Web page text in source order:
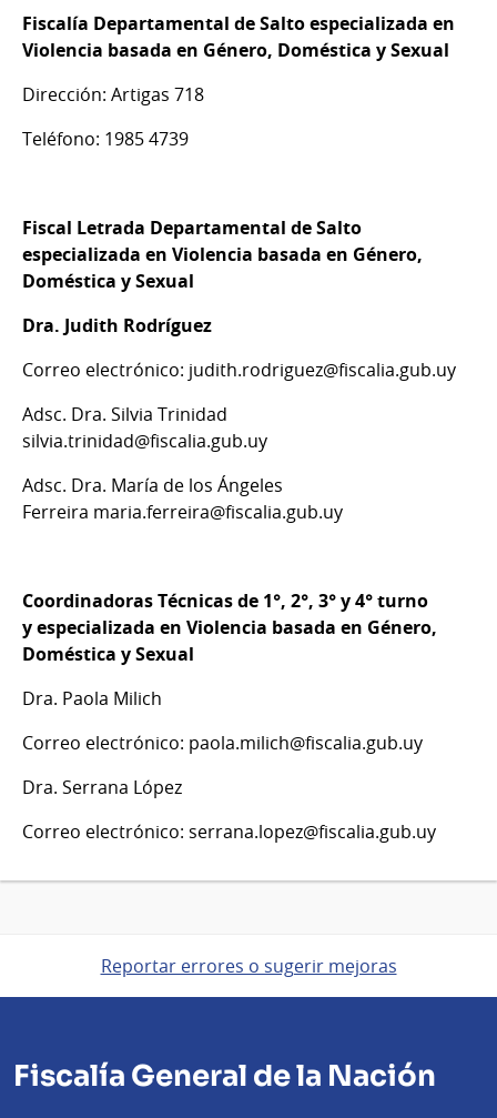
Fiscalía Departamental de Salto especializada en
Violencia basada en Género, Doméstica y Sexual
Dirección: Artigas 718
Teléfono: 1985 4739
Fiscal Letrada Departamental de Salto
especializada en Violencia basada en Género,
Doméstica y Sexual
Dra. Judith Rodríguez
Correo electrónico: judith.rodriguez@fiscalia.gub.uy
Adsc. Dra. Silvia Trinidad
silvia.trinidad@fiscalia.gub.uy
Adsc. Dra. María de los Ángeles
Ferreira maria.ferreira@fiscalia.gub.uy
Coordinadoras Técnicas de 1°, 2°, 3° y 4° turno
y especializada en Violencia basada en Género,
Doméstica y Sexual
Dra. Paola Milich
Correo electrónico: paola.milich@fiscalia.gub.uy
Dra. Serrana López
Correo electrónico: serrana.lopez@fiscalia.gub.uy
Reportar errores o sugerir mejoras
Fiscalía General de la Nación